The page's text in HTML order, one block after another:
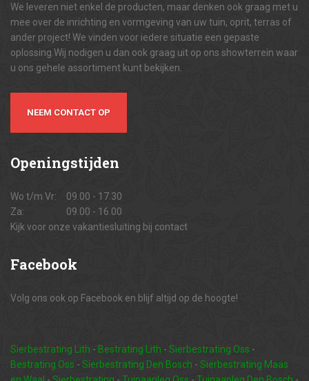
We leveren niet enkel de producten, maar denken ook graag met u
mee over de inrichting en vormgeving van uw tuin, oprit, terras of
ander project! We vinden voor iedere situatie een gepaste
oplossing.Wij nodigen u dan ook graag uit op ons showterrein waar
u ons gehele assortiment kunt bekijken.
NEEM CONTACT OP
Openingstijden
Wo t/m Vr:
09.00 - 17.30
Za:
09.00 - 16.00
Kijk voor onze vakantiesluiting bij contact
Facebook
Volg ons ook op Facebook en blijf altijd op de hoogte!
Sierbestrating Lith - Bestrating Lith - Sierbestrating Oss -
Bestrating Oss - Sierbestrating Den Bosch - Sierbestrating Maas